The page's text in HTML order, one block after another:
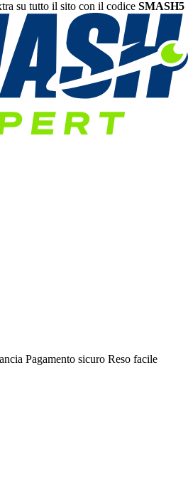
su tutto il sito con il codice SMASH5
Pagamento sicuro Reso facile